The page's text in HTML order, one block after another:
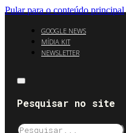
Pular para o conteúdo principal
GOOGLE NEWS
MÍDIA KIT
NEWSLETTER
Pesquisar no site
Pesquisar